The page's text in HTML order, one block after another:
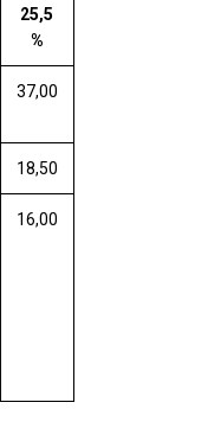
25,5
%
37,00
18,50
16,00